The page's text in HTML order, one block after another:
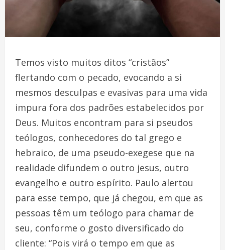
Temos visto muitos ditos “cristãos”
flertando com o pecado, evocando a si
mesmos desculpas e evasivas para uma vida
impura fora dos padrões estabelecidos por
Deus. Muitos encontram para si pseudos
teólogos, conhecedores do tal grego e
hebraico, de uma pseudo-exegese que na
realidade difundem o outro jesus, outro
evangelho e outro espírito. Paulo alertou
para esse tempo, que já chegou, em que as
pessoas têm um teólogo para chamar de
seu, conforme o gosto diversificado do
cliente: “Pois virá o tempo em que as